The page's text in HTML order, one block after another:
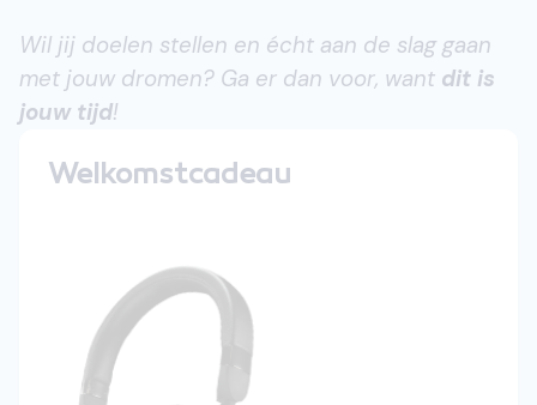
Wil jij doelen stellen en écht aan de slag gaan
met jouw dromen? Ga er dan voor, want dit is
jouw tijd!
Welkomstcadeau